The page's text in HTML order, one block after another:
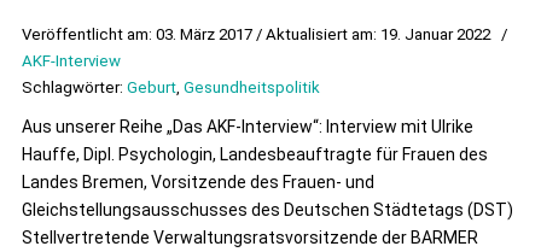
Veröffentlicht am: 03. März 2017 / Aktualisiert am: 19. Januar 2022 /
AKF-Interview
Schlagwörter: Geburt, Gesundheitspolitik
Aus unserer Reihe „Das AKF-Interview“: Interview mit Ulrike
Hauffe, Dipl. Psychologin, Landesbeauftragte für Frauen des
Landes Bremen, Vorsitzende des Frauen- und
Gleichstellungsausschusses des Deutschen Städtetags (DST)
Stellvertretende Verwaltungsratsvorsitzende der BARMER